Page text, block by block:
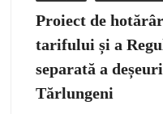
Proiect de
tarifului și a
separată a
Tărlungeni